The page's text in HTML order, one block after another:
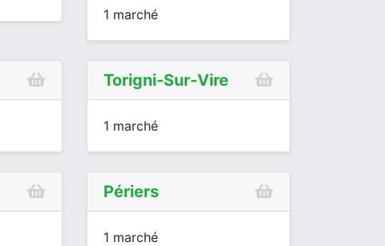
1 marché
Torigni-Sur-Vire
1 marché
Périers
1 marché